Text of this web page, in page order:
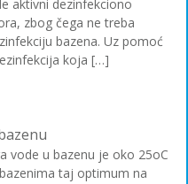
aktivni dezinfekciono
zbog čega ne treba
bazena. Uz pomoć
koja […]
vode u bazenu je oko 25oC
taj optimum na